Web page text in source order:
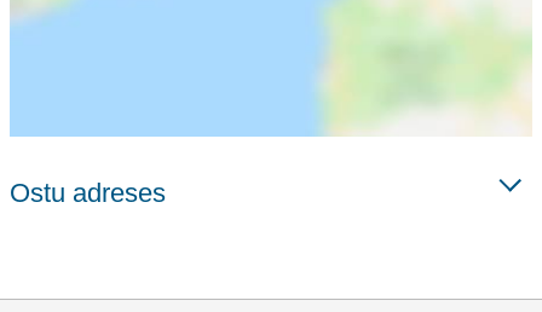
Ostu adreses